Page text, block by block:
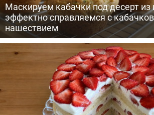
Маскируем кабачки под десерт из
эффектно справляемся с
нашествием